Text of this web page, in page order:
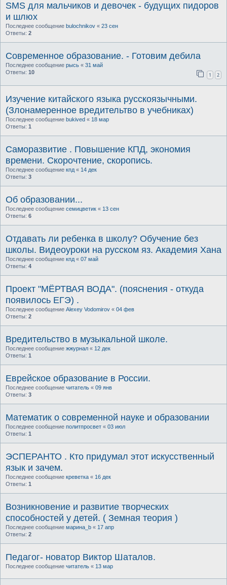
SMS для мальчиков и девочек - будущих пидоров
и шлюх
Последнее сообщение bulochnikov « 23 сен
Ответы: 2
Современное образование. - Готовим дебила
Последнее сообщение рысь « 31 май
Ответы: 10 1 2
Изучение китайского языка русскоязычными.
(Злонамеренное вредительтво в учебниках)
Последнее сообщение bukived « 18 мар
Ответы: 1
Саморазвитие . Повышение КПД, экономия
времени. Скорочтение, скоропись.
Последнее сообщение кпд « 14 дек
Ответы: 3
Об образовании...
Последнее сообщение семицветик « 13 сен
Ответы: 6
Отдавать ли ребенка в школу? Обучение без
школы. Видеоуроки на русском яз. Академия Хана
Последнее сообщение кпд « 07 май
Ответы: 4
Проект "МЁРТВАЯ ВОДА". (пояснения - откуда
появилось ЕГЭ) .
Последнее сообщение Alexey Vodomirov « 04 фев
Ответы: 2
Вредительство в музыкальной школе.
Последнее сообщение жжурнал « 12 дек
Ответы: 1
Еврейское образование в России.
Последнее сообщение читатель « 09 янв
Ответы: 3
Математик о современной науке и образовании
Последнее сообщение политпросвет « 03 июл
Ответы: 1
ЭСПЕРАНТО . Кто придумал этот искусственный
язык и зачем.
Последнее сообщение креветка « 16 дек
Ответы: 1
Возникновение и развитие творческих
способностей у детей. ( Земная теория )
Последнее сообщение марина_b « 17 апр
Ответы: 2
Педагог- новатор Виктор Шаталов.
Последнее сообщение читатель « 13 мар